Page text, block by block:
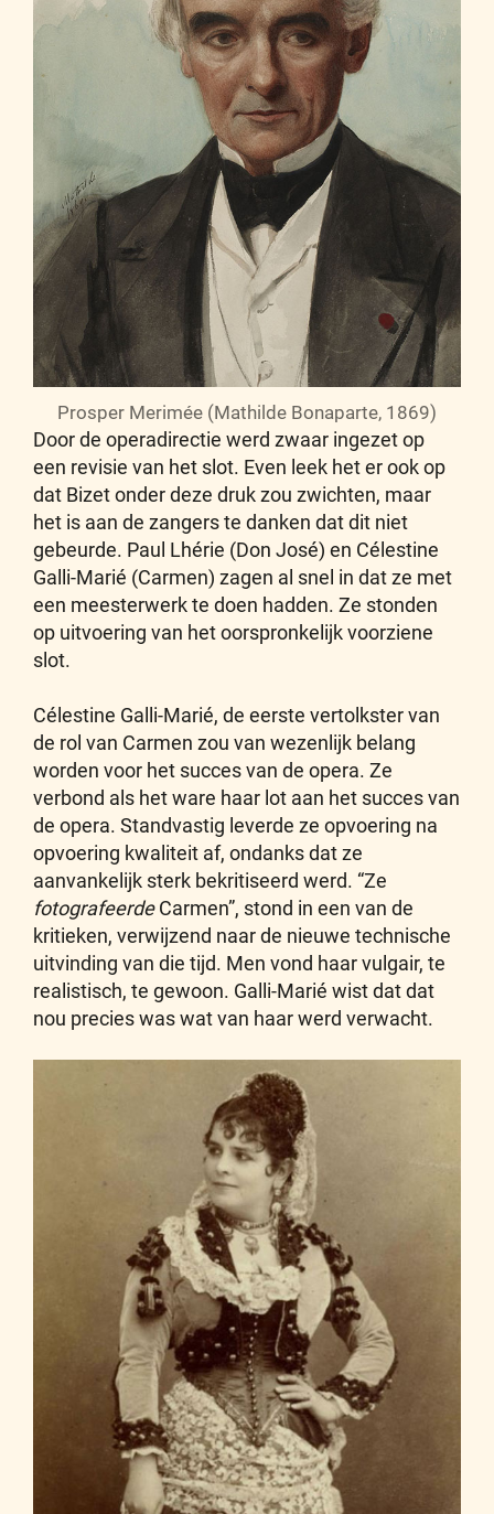
Prosper Merimée (Mathilde Bonaparte, 1869)
Door de operadirectie werd zwaar ingezet op
een revisie van het slot. Even leek het er ook op
dat Bizet onder deze druk zou zwichten, maar
het is aan de zangers te danken dat dit niet
gebeurde. Paul Lhérie (Don José) en Célestine
Galli-Marié (Carmen) zagen al snel in dat ze met
een meesterwerk te doen hadden. Ze stonden
op uitvoering van het oorspronkelijk voorziene
slot.
Célestine Galli-Marié, de eerste vertolkster van
de rol van Carmen zou van wezenlijk belang
worden voor het succes van de opera. Ze
verbond als het ware haar lot aan het succes van
de opera. Standvastig leverde ze opvoering na
opvoering kwaliteit af, ondanks dat ze
aanvankelijk sterk bekritiseerd werd. “Ze
fotografeerdeCarmen”, stond in een van de
kritieken, verwijzend naar de nieuwe technische
uitvinding van die tijd. Men vond haar vulgair, te
realistisch, te gewoon. Galli-Marié wist dat dat
nou precies was wat van haar werd verwacht.